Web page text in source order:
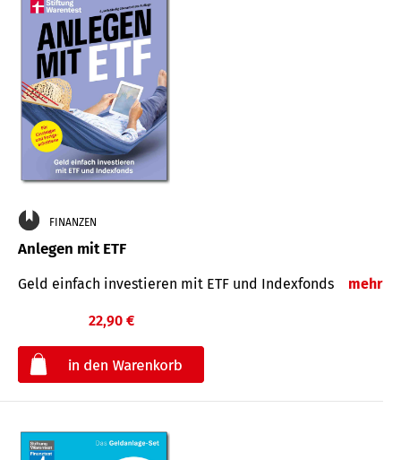
FINANZEN
Anlegen mit ETF
Geld einfach investieren mit ETF und Indexfonds mehr
22,90 €